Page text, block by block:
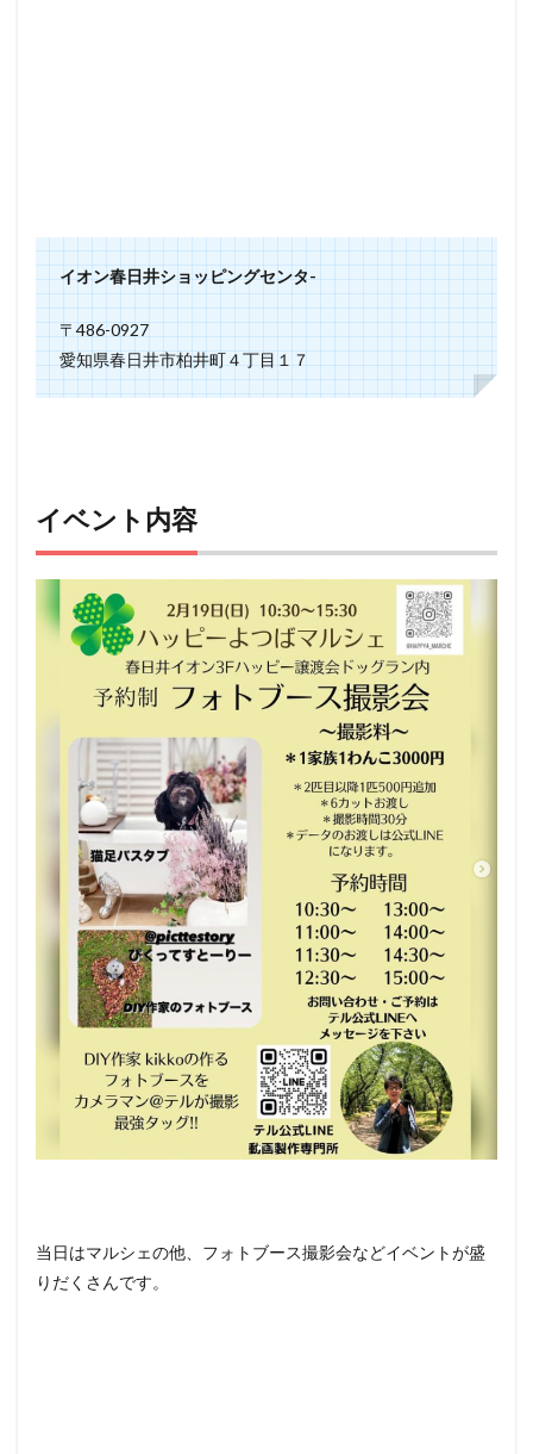
イオン春日井ショッピングセンタ-
〒486-0927
愛知県春日井市柏井町４丁目１７
イベント内容
当日はマルシェの他、フォトブース撮影会などイベントが盛
りだくさんです。